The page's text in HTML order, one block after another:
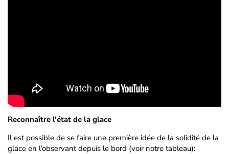
Reconnaître l'état de la glace
Il est possible de se faire une première idée de la solidité de la
glace en l'observant depuis le bord (voir notre tableau):